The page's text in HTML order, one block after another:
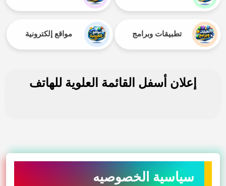
تطبيقات وبرامج مواقع إلكترونية
إعلان أسفل القائمة العلوية للهاتف
سياسية الخصوصيه